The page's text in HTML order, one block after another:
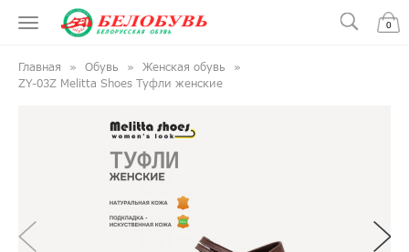
0
Главная Обувь
Женская обувь
ZY-03Z Melitta Shoes Туфли женские